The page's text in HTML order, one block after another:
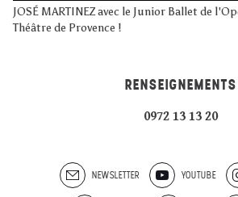
JOSÉ MARTINEZ avec le Junior Ballet de
Théâtre de Provence !
RENSEIGNEMENTS
0972 13 13 20
NEWSLETTER YOUTUBE